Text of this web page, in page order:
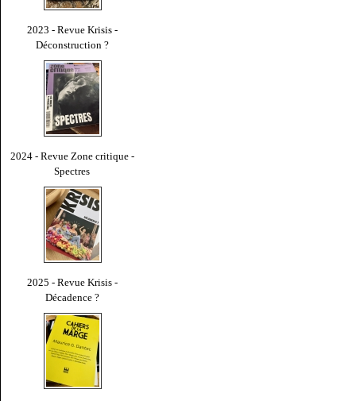
2023 - Revue Krisis -
Déconstruction ?
2024 - Revue Zone critique -
Spectres
2025 - Revue Krisis -
Décadence ?